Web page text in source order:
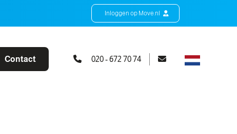
Inloggen op Move.nl
Contact 020 - 672 70 74